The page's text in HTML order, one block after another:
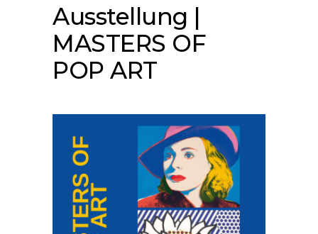
Ausstellung |
MASTERS OF
POP ART